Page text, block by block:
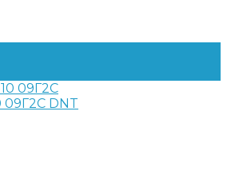
09Г2С DNT